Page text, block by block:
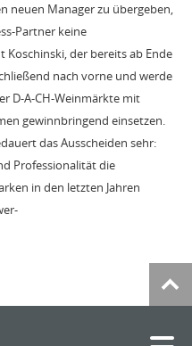
neuen Manager zu übergeben,
Partner keine
der bereits ab Ende
nach vorne und werde
D-A-CH-Weinmärkte mit
gewinnbringend einsetzen.
das Ausscheiden sehr:
Professionalität die
in den letzten Jahren